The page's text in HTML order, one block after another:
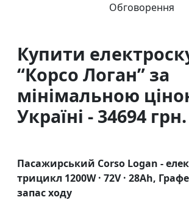
Обговорення
Купити
“Корсо Логан” за
мінімальною
Україні - 34694 грн.
Пасажирський Corso Logan -
трицикл 1200W · 72V · 28Ah,
запас ходу